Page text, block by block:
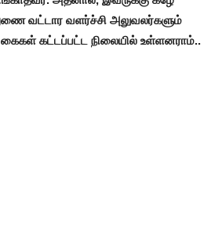
வட்டார வளர்ச்சி அலுவலர்களும்
கைகள் கட்டப்பட்ட நிலையில் உள்ளனராம்..